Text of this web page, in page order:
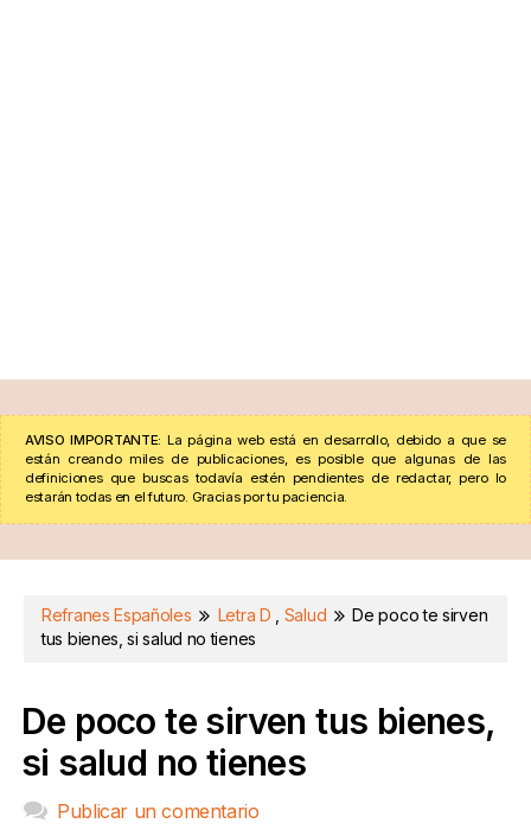
AVISO IMPORTANTE: La página web está en desarrollo, debido a que se
están creando miles de publicaciones, es posible que algunas de las
definiciones que buscas todavía estén pendientes de redactar, pero lo
estarán todas en el futuro. Gracias por tu paciencia.
Refranes Españoles Letra D Salud
De poco te sirven
tus bienes, si salud no tienes
De poco te sirven tus bienes,
si salud no tienes
Publicar un comentario